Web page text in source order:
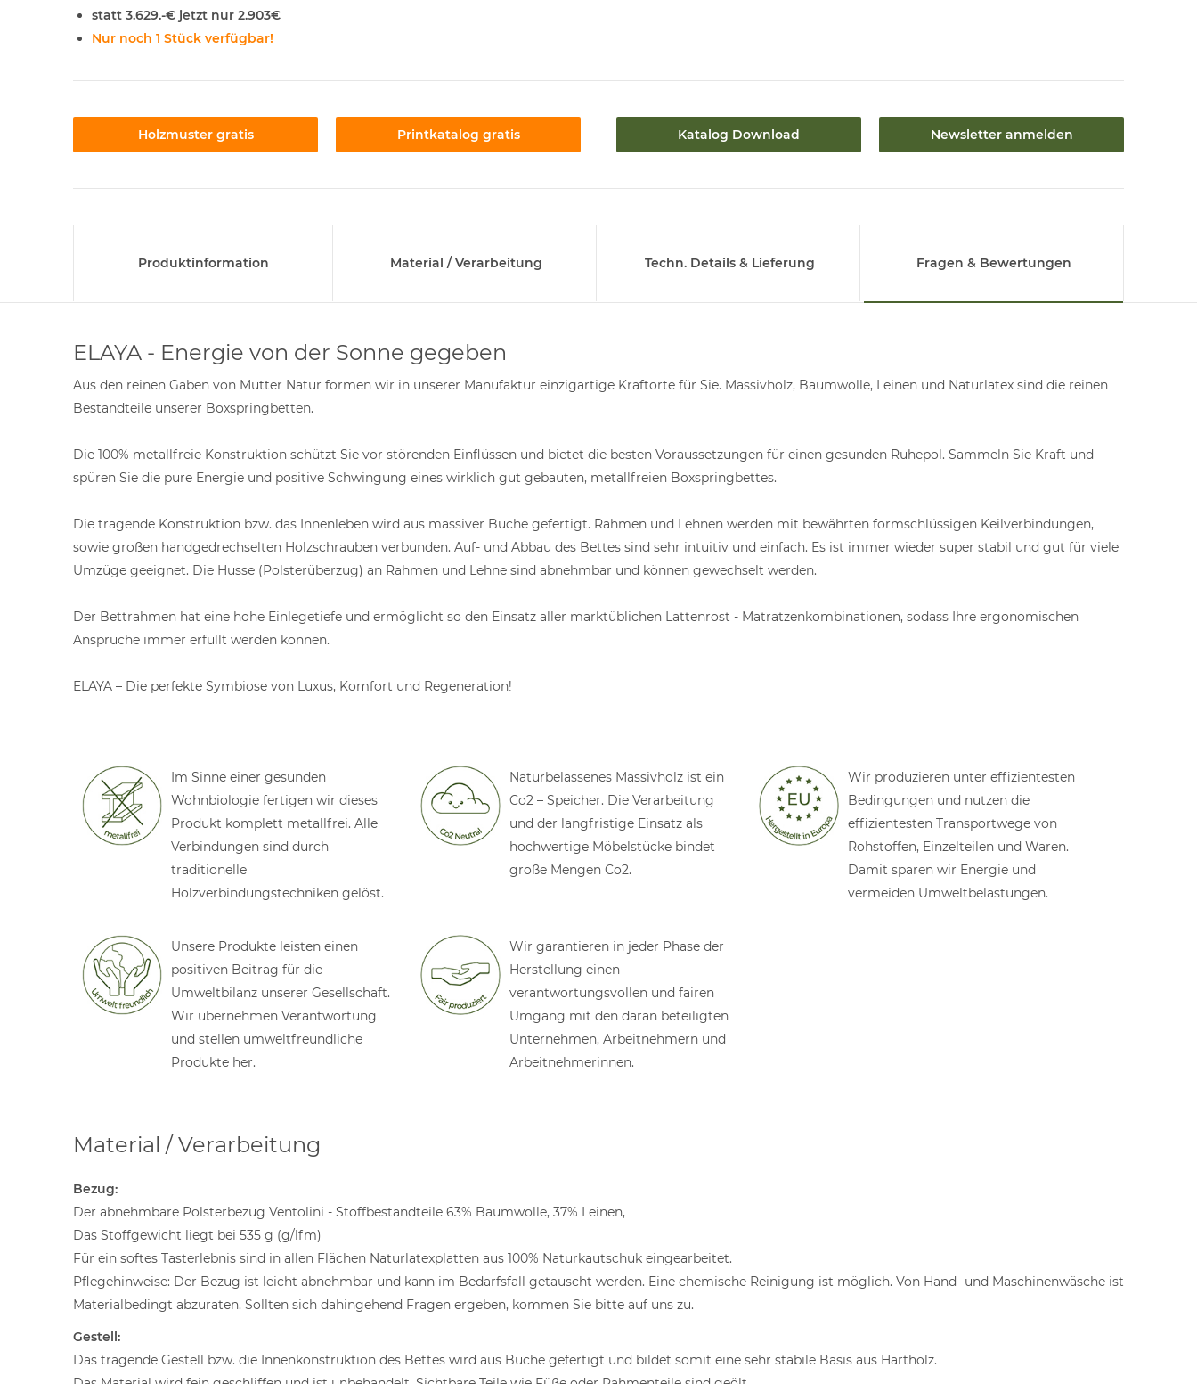
statt 3.629.-€ jetzt nur 2.903€
Nur noch 1 Stück verfügbar!
Holzmuster gratis Printkatalog gratis Katalog Download Newsletter anmelden
Produktinformation Material / Verarbeitung Techn. Details & Lieferung Fragen & Bewertungen
ELAYA - Energie von der Sonne gegeben
Aus den reinen Gaben von Mutter Natur formen wir in unserer Manufaktur einzigartige Kraftorte für Sie. Massivholz, Baumwolle, Leinen und Naturlatex sind die reinen
Bestandteile unserer Boxspringbetten.
Die 100% metallfreie Konstruktion schützt Sie vor störenden Einflüssen und bietet die besten Voraussetzungen für einen gesunden Ruhepol. Sammeln Sie Kraft und
spüren Sie die pure Energie und positive Schwingung eines wirklich gut gebauten, metallfreien Boxspringbettes.
Die tragende Konstruktion bzw. das Innenleben wird aus massiver Buche gefertigt. Rahmen und Lehnen werden mit bewährten formschlüssigen Keilverbindungen,
sowie großen handgedrechselten Holzschrauben verbunden. Auf- und Abbau des Bettes sind sehr intuitiv und einfach. Es ist immer wieder super stabil und gut für viele
Umzüge geeignet. Die Husse (Polsterüberzug) an Rahmen und Lehne sind abnehmbar und können gewechselt werden.
Der Bettrahmen hat eine hohe Einlegetiefe und ermöglicht so den Einsatz aller marktüblichen Lattenrost - Matratzenkombinationen, sodass Ihre ergonomischen
Ansprüche immer erfüllt werden können.
ELAYA – Die perfekte Symbiose von Luxus, Komfort und Regeneration!
Im Sinne einer gesunden
Wohnbiologie fertigen wir dieses
Produkt komplett metallfrei. Alle
Verbindungen sind durch
traditionelle
Holzverbindungstechniken gelöst.
Naturbelassenes Massivholz ist ein
Co2 – Speicher. Die Verarbeitung
und der langfristige Einsatz als
hochwertige Möbelstücke bindet
große Mengen Co2.
Wir produzieren unter effizientesten
Bedingungen und nutzen die
effizientesten Transportwege von
Rohstoffen, Einzelteilen und Waren.
Damit sparen wir Energie und
vermeiden Umweltbelastungen.
Unsere Produkte leisten einen
positiven Beitrag für die
Umweltbilanz unserer Gesellschaft.
Wir übernehmen Verantwortung
und stellen umweltfreundliche
Produkte her.
Wir garantieren in jeder Phase der
Herstellung einen
verantwortungsvollen und fairen
Umgang mit den daran beteiligten
Unternehmen, Arbeitnehmern und
Arbeitnehmerinnen.
Material / Verarbeitung
Bezug:
Der abnehmbare Polsterbezug Ventolini - Stoffbestandteile 63% Baumwolle, 37% Leinen,
Das Stoffgewicht liegt bei 535 g (g/lfm)
Für ein softes Tasterlebnis sind in allen Flächen Naturlatexplatten aus 100% Naturkautschuk eingearbeitet.
Pflegehinweise: Der Bezug ist leicht abnehmbar und kann im Bedarfsfall getauscht werden. Eine chemische Reinigung ist möglich. Von Hand- und Maschinenwäsche ist
Materialbedingt abzuraten. Sollten sich dahingehend Fragen ergeben, kommen Sie bitte auf uns zu.
Gestell:
Das tragende Gestell bzw. die Innenkonstruktion des Bettes wird aus Buche gefertigt und bildet somit eine sehr stabile Basis aus Hartholz.